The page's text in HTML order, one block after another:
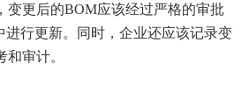
变更后的BOM应该经过严格的审批
进行更新。同时，企业还应该记录变
审计。